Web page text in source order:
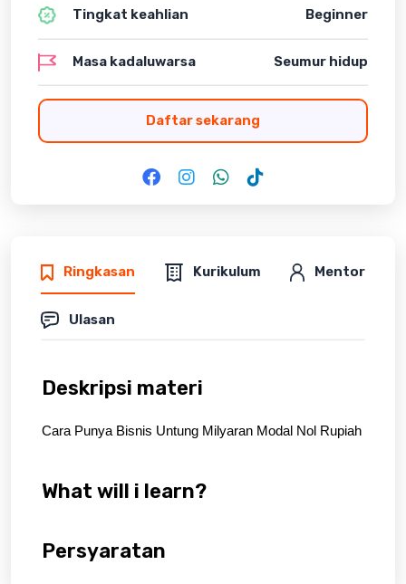
Ringkasan Kurikulum Mentor
Ulasan
Deskripsi materi
Cara Punya Bisnis Untung Milyaran Modal Nol Rupiah
What will i learn?
Persyaratan
Tingkat keahlian Beginner
Masa kadaluwarsa Seumur hidup
Daftar sekarang